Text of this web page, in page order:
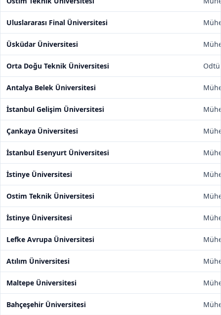
Uluslararası Final Üniversitesi
Üsküdar Üniversitesi
Orta Doğu Teknik Üniversitesi Odtü
Antalya Belek Üniversitesi
İstanbul Gelişim Üniversitesi
Çankaya Üniversitesi
İstanbul Esenyurt Üniversitesi
İstinye Üniversitesi
Ostim Teknik Üniversitesi
İstinye Üniversitesi
Lefke Avrupa Üniversitesi
Atılım Üniversitesi
Maltepe Üniversitesi
Bahçeşehir Üniversitesi